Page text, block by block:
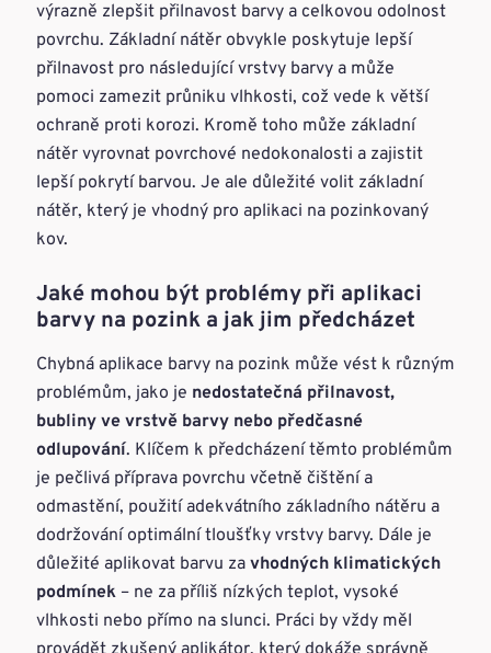
výrazně zlepšit přilnavost barvy a celkovou odolnost
povrchu. Základní nátěr obvykle poskytuje lepší
přilnavost pro následující vrstvy barvy a může
pomoci zamezit průniku vlhkosti, což vede k větší
ochraně proti korozi. Kromě toho může základní
nátěr vyrovnat povrchové nedokonalosti a zajistit
lepší pokrytí barvou. Je ale důležité volit základní
nátěr, který je vhodný pro aplikaci na pozinkovaný
kov.
Jaké mohou být problémy při aplikaci
barvy na pozink a jak jim předcházet
Chybná aplikace barvy na pozink může vést k různým
problémům, jako je nedostatečná přilnavost,
bubliny ve vrstvě barvy nebo předčasné
odlupování. Klíčem k předcházení těmto problémům
je pečlivá příprava povrchu včetně čištění a
odmastění, použití adekvátního základního nátěru a
dodržování optimální tloušťky vrstvy barvy. Dále je
důležité aplikovat barvu za vhodných klimatických
podmínek – ne za příliš nízkých teplot, vysoké
vlhkosti nebo přímo na slunci. Práci by vždy měl